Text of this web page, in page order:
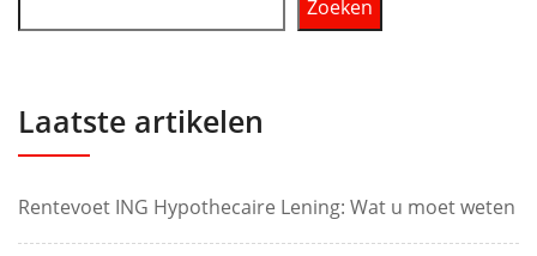
Zoeken
Laatste artikelen
Rentevoet ING Hypothecaire Lening: Wat u moet weten